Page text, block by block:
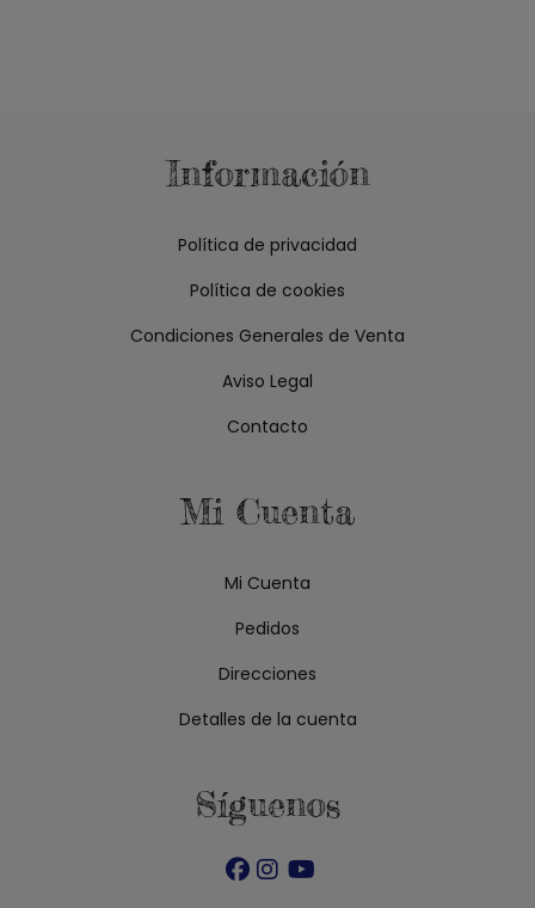
Información
Política de privacidad
Política de cookies
Condiciones Generales de Venta
Aviso Legal
Contacto
Mi Cuenta
Mi Cuenta
Pedidos
Direcciones
Detalles de la cuenta
Síguenos